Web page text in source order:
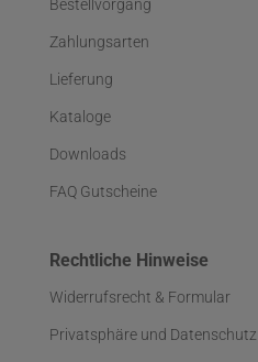
Bestellvorgang
Zahlungsarten
Lieferung
Kataloge
Downloads
FAQ Gutscheine
Rechtliche Hinweise
Widerrufsrecht & Formular
Privatsphäre und Datenschutz